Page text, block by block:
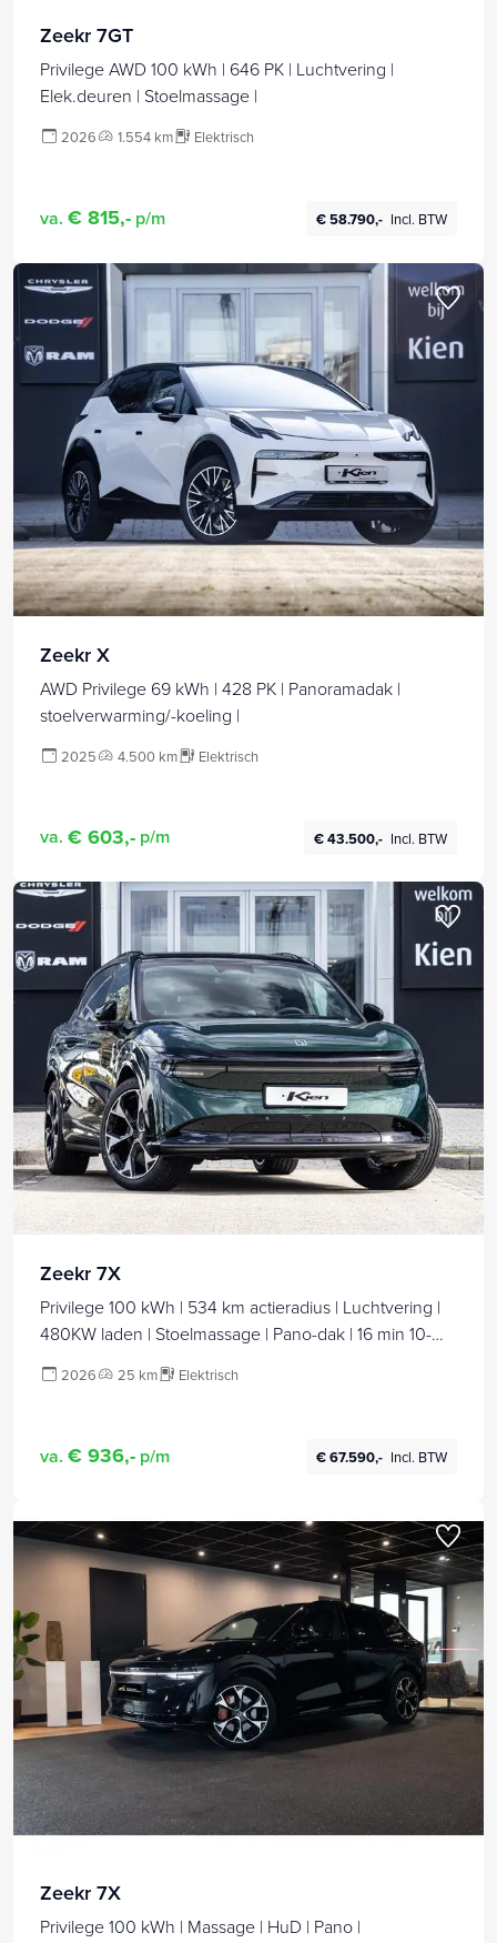
Zeekr 7GT
Privilege AWD 100 kWh | 646 PK | Luchtvering |
Elek.deuren | Stoelmassage |
2026 1.554 km Elektrisch
va. € 815,- p/m € 58.790,- Incl. BTW
Zeekr X
AWD Privilege 69 kWh | 428 PK | Panoramadak |
stoelverwarming/-koeling |
2025 4.500 km Elektrisch
va. € 603,- p/m € 43.500,- Incl. BTW
Zeekr 7X
Privilege 100 kWh | 534 km actieradius | Luchtvering |
480KW laden | Stoelmassage | Pano-dak | 16 min 10-
2026 25 km Elektrisch
va. € 936,- p/m € 67.590,- Incl. BTW
Zeekr 7X
Privilege 100 kWh | Massage | HuD | Pano |